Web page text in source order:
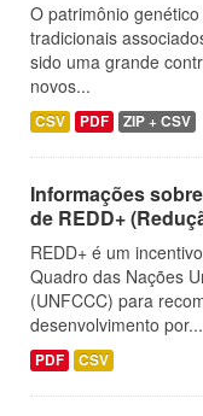
O patrimônio
tradicionais
sido uma grande
novos...
CSV PDF ZIP + CSV
Informações
de REDD+
REDD+ é um
Quadro das Nações
(UNFCCC) para
desenvolvimento por...
PDF CSV